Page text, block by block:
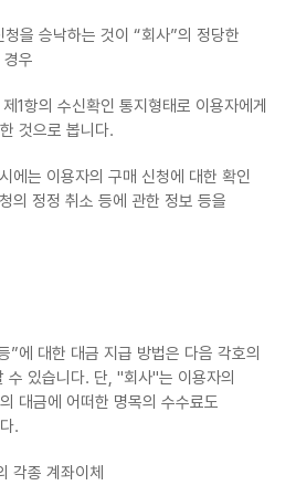
을 승낙하는 것이 “회사”의 정당한
우
1항의 수신확인 통지형태로 이용자에게
것으로 봅니다.
에는 이용자의 구매 신청에 대한 확인
의 정정 취소 등에 관한 정보 등을
”에 대한 대금 지급 방법은 다음 각호의
수 있습니다. 단, "회사"는 이용자의
대금에 어떠한 명목의 수수료도
.
각종 계좌이체